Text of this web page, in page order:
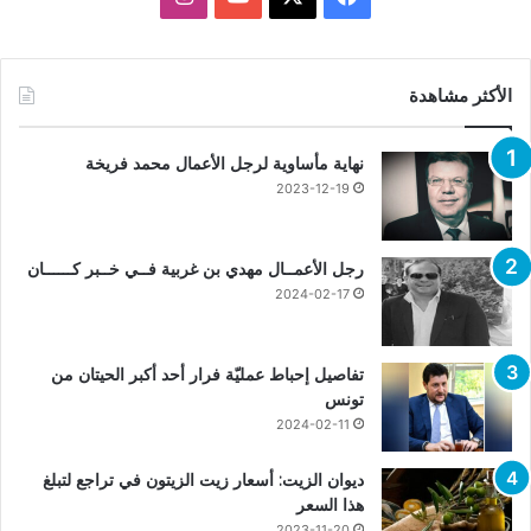
الأكثر مشاهدة
نهاية مأساوية لرجل الأعمال محمد فريخة
2023-12-19
رجل الأعمــال مهدي بن غربية فــي خــبر كــــــان
2024-02-17
تفاصيل إحباط عمليّة فرار أحد أكبر الحيتان من
تونس
2024-02-11
ديوان الزيت: أسعار زيت الزيتون في تراجع لتبلغ
هذا السعر